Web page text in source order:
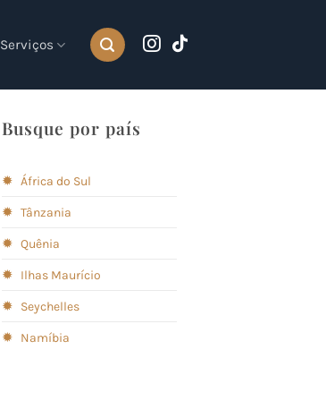
Serviços
Busque por país
✹ África do Sul
✹ Tânzania
✹ Quênia
✹ Ilhas Maurício
✹ Seychelles
✹ Namíbia